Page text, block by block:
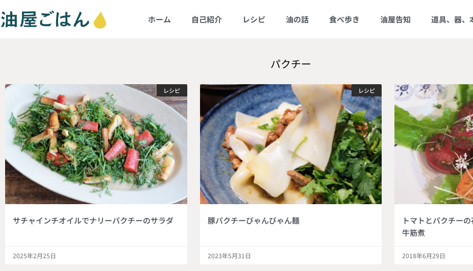
ホーム 自己紹介 レシピ 油の話 食べ歩き 油屋告知 道具、器、
パクチー
レシピ
サチャインチオイルでナリーパクチーのサラダ
2025年2月25日
レシピ
豚パクチーびゃんびゃん麺
2023年5月31日
トマトとパクチー
牛筋煮
2018年6月29日